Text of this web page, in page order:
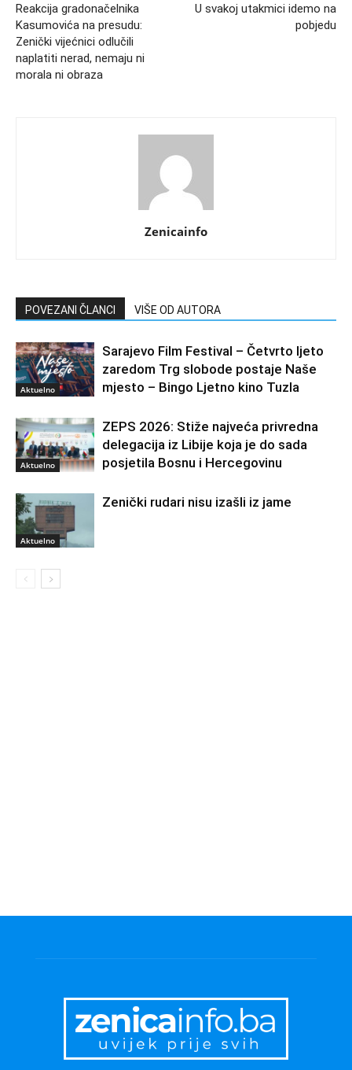
Reakcija gradonačelnika
Kasumovića na presudu:
Zenički vijećnici odlučili
naplatiti nerad, nemaju ni
morala ni obraza
U svakoj utakmici idemo na
pobjedu
Zenicainfo
POVEZANI ČLANCI VIŠE OD AUTORA
Aktuelno
Sarajevo Film Festival – Četvrto ljeto
zaredom Trg slobode postaje Naše
mjesto – Bingo Ljetno kino Tuzla
Aktuelno
ZEPS 2026: Stiže najveća privredna
delegacija iz Libije koja je do sada
posjetila Bosnu i Hercegovinu
Aktuelno
Zenički rudari nisu izašli iz jame